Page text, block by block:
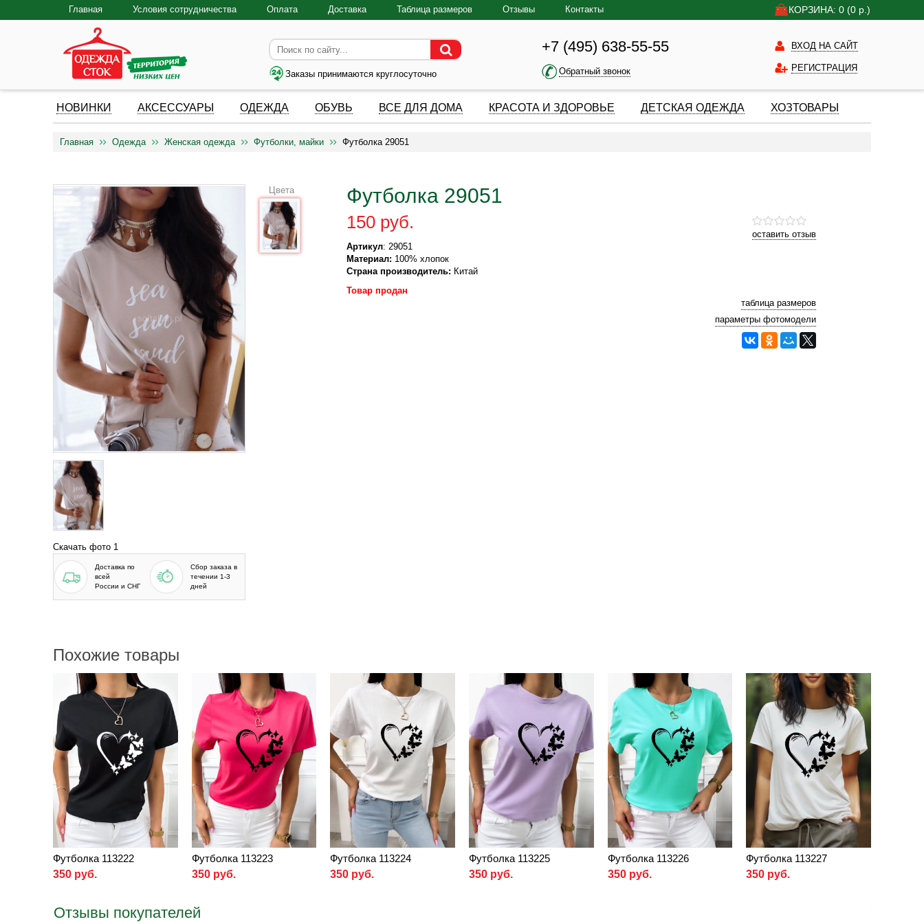
КОРЗИНА: 0 (0 р.)
Главная Условия сотрудничества Оплата Доставка Таблица размеров Отзывы Контакты
Заказы принимаются круглосуточно
+7 (495) 638-55-55
Обратный звонок
ВХОД НА САЙТ
РЕГИСТРАЦИЯ
НОВИНКИ АКСЕССУАРЫ ОДЕЖДА ОБУВЬ ВСЕ ДЛЯ ДОМА КРАСОТА И ЗДОРОВЬЕ ДЕТСКАЯ ОДЕЖДА ХОЗТОВАРЫ
Главная Одежда Женская одежда Футболки, майки Футболка 29051
Скачать фото 1
Доставка по
всей
России и СНГ
Сбор заказа в
течении 1-3
дней
Футболка 29051
оставить отзыв
150 руб.
Артикул: 29051
Материал: 100% хлопок
Страна производитель: Китай
Цвета
Товар продан
таблица размеров
параметры фотомодели
Похожие товары
Футболка 113222
350 руб.
Футболка 113223
350 руб.
Футболка 113224
350 руб.
Футболка 113225
350 руб.
Футболка 113226
350 руб.
Футболка 113227
350 руб.
Отзывы покупателей